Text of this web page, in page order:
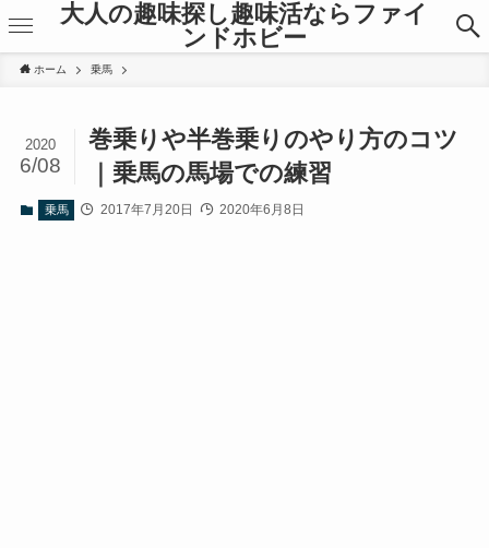
大人の趣味探し趣味活ならファイ
ンドホビー
ホーム 乗馬
巻乗りや半巻乗りのやり方のコツ
｜乗馬の馬場での練習
2020
6/08
乗馬 2017年7月20日 2020年6月8日